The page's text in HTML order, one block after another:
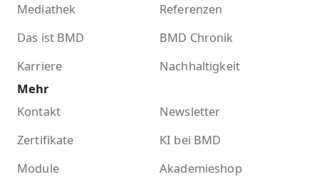
Mediathek
Das ist BMD
Karriere
Referenzen
BMD Chronik
Nachhaltigkeit
Mehr
Kontakt
Newsletter
Zertifikate
KI bei BMD
Module
Akademieshop